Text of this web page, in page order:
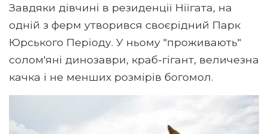
Завдяки дівчині в резиденції Ніїгата, на
одній з ферм утворився своєрідний Парк
Юрського Періоду. У ньому "проживають"
солом'яні динозаври, краб-гігант, величезна
качка і не менших розмірів богомол.